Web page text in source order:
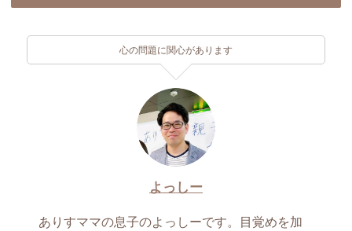
心の問題に関心があります
よっしー
ありすママの息子のよっしーです。目覚めを加